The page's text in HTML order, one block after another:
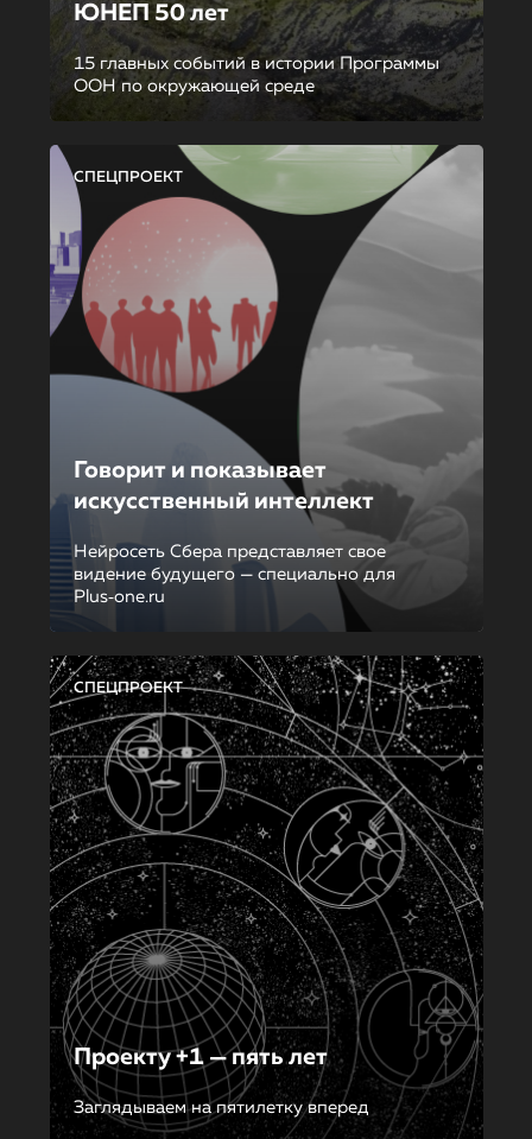
ЮНЕП 50 лет
15 главных событий в истории Программы
ООН по окружающей среде
СПЕЦПРОЕКТ
Говорит и показывает
искусственный интеллект
Нейросеть Сбера представляет свое
видение будущего — специально для
Plus‑one.ru
СПЕЦПРОЕКТ
Проекту +1 — пять лет
Заглядываем на пятилетку вперед